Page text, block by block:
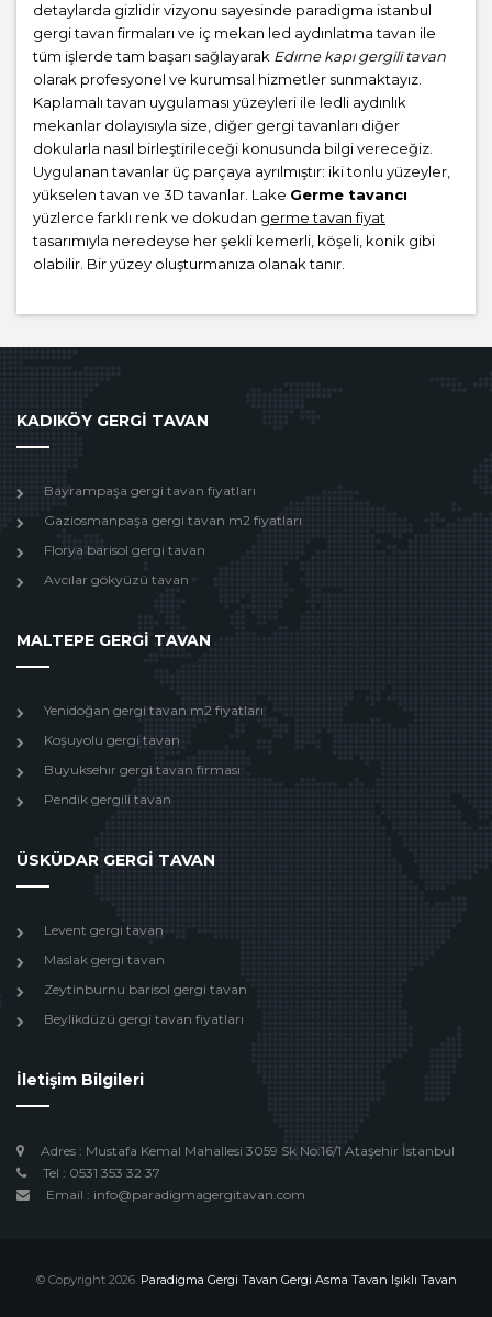
detaylarda gizlidir vizyonu sayesinde paradigma istanbul
gergi tavan firmaları ve iç mekan led aydınlatma tavan ile
tüm işlerde tam başarı sağlayarak Edırne kapı gergili tavan
olarak profesyonel ve kurumsal hizmetler sunmaktayız.
Kaplamalı tavan uygulaması yüzeyleri ile ledli aydınlık
mekanlar dolayısıyla size, diğer gergi tavanları diğer
dokularla nasıl birleştirileceği konusunda bilgi vereceğiz.
Uygulanan tavanlar üç parçaya ayrılmıştır: iki tonlu yüzeyler,
yükselen tavan ve 3D tavanlar. Lake Germe tavancı
yüzlerce farklı renk ve dokudan germe tavan fiyat
tasarımıyla neredeyse her şekli kemerli, köşeli, konik gibi
olabilir. Bir yüzey oluşturmanıza olanak tanır.
KADIKÖY GERGİ TAVAN
Bayrampaşa gergi tavan fiyatları
Gaziosmanpaşa gergi tavan m2 fiyatları
Florya barisol gergi tavan
Avcılar gökyüzü tavan
MALTEPE GERGİ TAVAN
Yenidoğan gergi tavan m2 fiyatları
Koşuyolu gergi tavan
Buyuksehır gergi tavan firması
Pendik gergili tavan
ÜSKÜDAR GERGİ TAVAN
Levent gergi tavan
Maslak gergi tavan
Zeytinburnu barisol gergi tavan
Beylikdüzü gergi tavan fiyatları
İletişim Bilgileri
Adres : Mustafa Kemal Mahallesi 3059 Sk No:16/1 Ataşehir İstanbul
Tel : 0531 353 32 37
Email : info@paradigmagergitavan.com
© Copyright 2026. Paradigma Gergi Tavan Gergi Asma Tavan Işıklı Tavan